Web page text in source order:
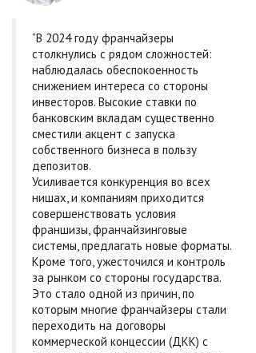
”В 2024 году франчайзеры
столкнулись с рядом сложностей:
наблюдалась обеспокоенность
снижением интереса со стороны
инвесторов. Высокие ставки по
банковским вкладам существенно
сместили акцент с запуска
собственного бизнеса в пользу
депозитов.
Усиливается конкуренция во всех
нишах, и компаниям приходится
совершенствовать условия
франшизы, франчайзинговые
системы, предлагать новые форматы.
Кроме того, ужесточился и контроль
за рынком со стороны государства.
Это стало одной из причин, по
которым многие франчайзеры стали
переходить на договоры
коммерческой концессии (ДКК) с